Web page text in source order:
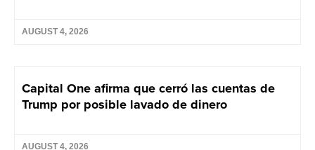
AUGUST 4, 2026
Capital One afirma que cerró las cuentas de
Trump por posible lavado de dinero
AUGUST 4, 2026